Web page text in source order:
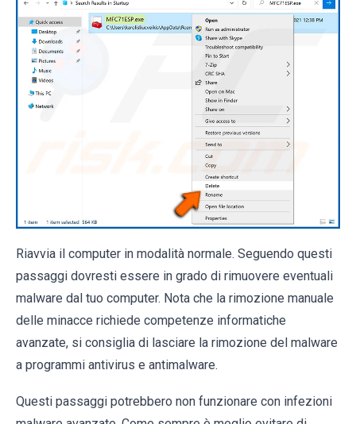
Riavvia il computer in modalità normale. Seguendo questi
passaggi dovresti essere in grado di rimuovere eventuali
malware dal tuo computer. Nota che la rimozione manuale
delle minacce richiede competenze informatiche
avanzate, si consiglia di lasciare la rimozione del malware
a programmi antivirus e antimalware.
Questi passaggi potrebbero non funzionare con infezioni